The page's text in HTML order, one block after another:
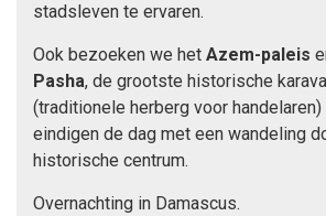
stadsleven te ervaren.
Ook bezoeken we het Azem-paleis
Pasha, de grootste historische
(traditionele herberg voor handelaren)
eindigen de dag met een wandeling
historische centrum.
Overnachting in Damascus.